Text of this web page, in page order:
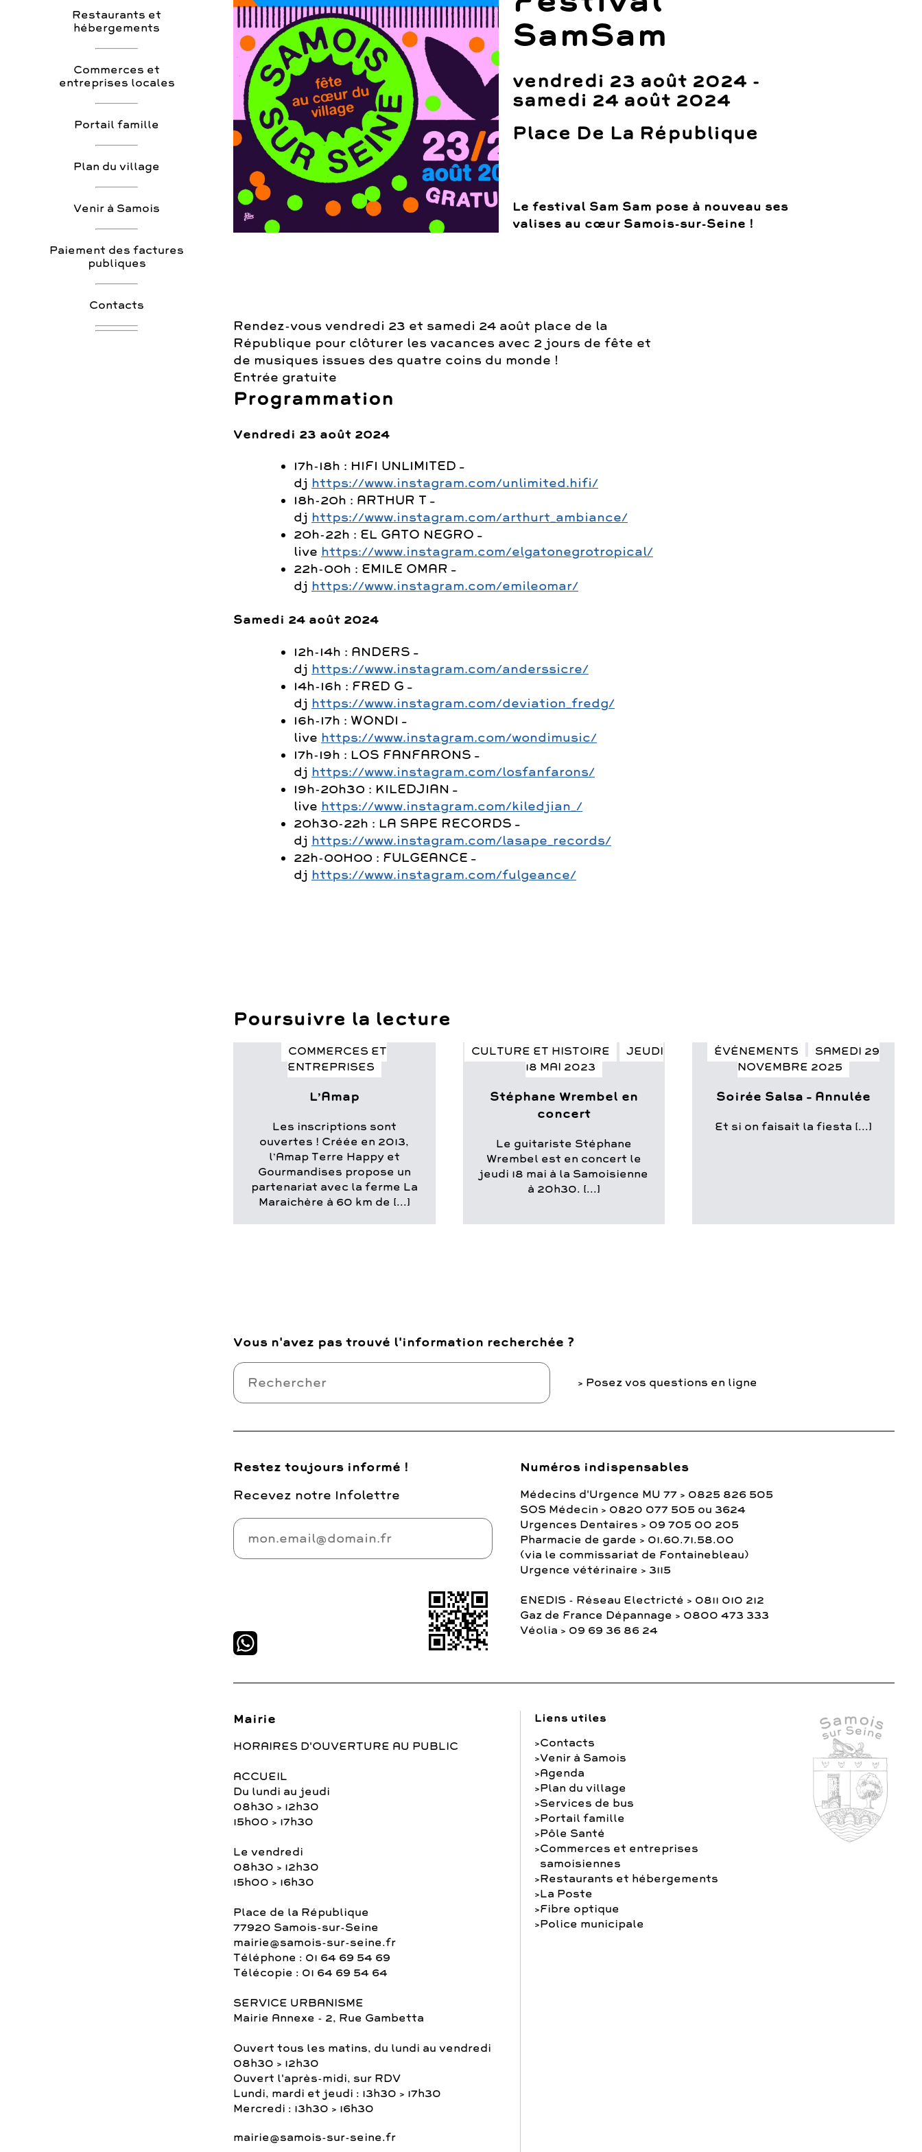
Restaurants et
hébergements
Commerces et
entreprises locales
Portail famille
Plan du village
Venir à Samois
Paiement des factures
publiques
Contacts
SamSam
vendredi 23 août 2024 -
samedi 24 août 2024
Place De La République
Le festival Sam Sam pose à nouveau ses
valises au cœur Samois-sur-Seine !
Rendez-vous vendredi 23 et samedi 24 août place de la
République pour clôturer les vacances avec 2 jours de fête et
de musiques issues des quatre coins du monde !
Entrée gratuite
Programmation
Vendredi 23 août 2024
17h-18h : HIFI UNLIMITED –
dj https://www.instagram.com/unlimited.hifi/
18h-20h : ARTHUR T –
dj https://www.instagram.com/arthurt_ambiance/
20h-22h : EL GATO NEGRO –
live https://www.instagram.com/elgatonegrotropical/
22h-00h : EMILE OMAR –
dj https://www.instagram.com/emileomar/
Samedi 24 août 2024
12h-14h : ANDERS –
dj https://www.instagram.com/anderssicre/
14h-16h : FRED G –
dj https://www.instagram.com/deviation_fredg/
16h-17h : WONDI –
live https://www.instagram.com/wondimusic/
17h-19h : LOS FANFARONS –
dj https://www.instagram.com/losfanfarons/
19h-20h30 : KILEDJIAN –
live https://www.instagram.com/kiledjian_/
20h30-22h : LA SAPE RECORDS –
dj https://www.instagram.com/lasape_records/
22h-00H00 : FULGEANCE –
dj https://www.instagram.com/fulgeance/
Poursuivre la lecture
COMMERCES ET
ENTREPRISES
L’Amap
Les inscriptions sont
ouvertes ! Créée en 2013,
l’Amap Terre Happy et
Gourmandises propose un
partenariat avec la ferme La
Maraichère à 60 km de [...]
CULTURE ET HISTOIRE
JEUDI
18 MAI 2023
Stéphane Wrembel en
concert
Le guitariste Stéphane
Wrembel est en concert le
jeudi 18 mai à la Samoisienne
à 20h30. [...]
ÉVÉNEMENTS
SAMEDI 29
NOVEMBRE 2025
Soirée Salsa – Annulée
Et si on faisait la fiesta [...]
Vous n'avez pas trouvé l'information recherchée ?
Posez vos questions en ligne
Restez toujours informé !
Recevez notre Infolettre
Numéros indispensables
Médecins d'Urgence MU 77 > 0825 826 505
SOS Médecin > 0820 077 505 ou 3624
Urgences Dentaires > 09 705 00 205
Pharmacie de garde > 01.60.71.58.00
(via le commissariat de Fontainebleau)
Urgence vétérinaire > 3115
ENEDIS - Réseau Electricté > 0811 010 212
Gaz de France Dépannage > 0800 473 333
Véolia > 09 69 36 86 24
Mairie
HORAIRES D'OUVERTURE AU PUBLIC
ACCUEIL
Du lundi au jeudi
08h30 > 12h30
15h00 > 17h30
Le vendredi
08h30 > 12h30
15h00 > 16h30
Place de la République
77920 Samois-sur-Seine
mairie@samois-sur-seine.fr
Téléphone : 01 64 69 54 69
Télécopie : 01 64 69 54 64
SERVICE URBANISME
Mairie Annexe - 2, Rue Gambetta
Ouvert tous les matins, du lundi au vendredi
08h30 > 12h30
Ouvert l'après-midi, sur RDV
Lundi, mardi et jeudi : 13h30 > 17h30
Mercredi : 13h30 > 16h30
mairie@samois-sur-seine.fr
Liens utiles
Contacts
Venir à Samois
Agenda
Plan du village
Services de bus
Portail famille
Pôle Santé
Commerces et entreprises
samoisiennes
Restaurants et hébergements
La Poste
Fibre optique
Police municipale